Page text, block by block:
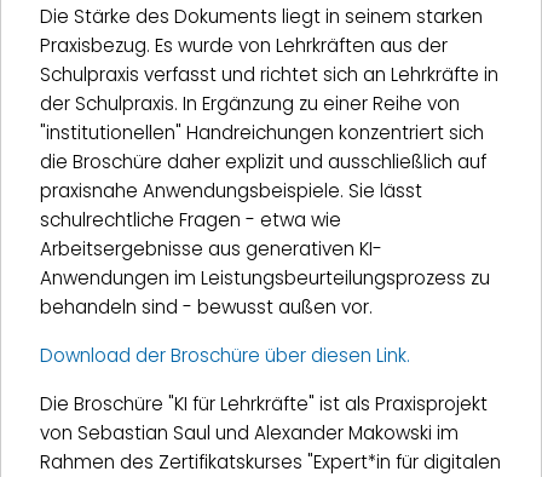
Die Stärke des Dokuments liegt in seinem starken
Praxisbezug. Es wurde von Lehrkräften aus der
Schulpraxis verfasst und richtet sich an Lehrkräfte in
der Schulpraxis. In Ergänzung zu einer Reihe von
"institutionellen" Handreichungen konzentriert sich
die Broschüre daher explizit und ausschließlich auf
praxisnahe Anwendungsbeispiele. Sie lässt
schulrechtliche Fragen - etwa wie
Arbeitsergebnisse aus generativen KI-
Anwendungen im Leistungsbeurteilungsprozess zu
behandeln sind - bewusst außen vor.
Download der Broschüre über diesen Link.
Die Broschüre "KI für Lehrkräfte" ist als Praxisprojekt
von Sebastian Saul und Alexander Makowski im
Rahmen des Zertifikatskurses "Expert*in für digitalen